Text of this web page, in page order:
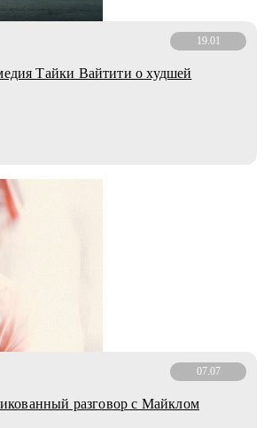
19.01
Тайки Вайтити о худшей
07.07
разговор с Майклом